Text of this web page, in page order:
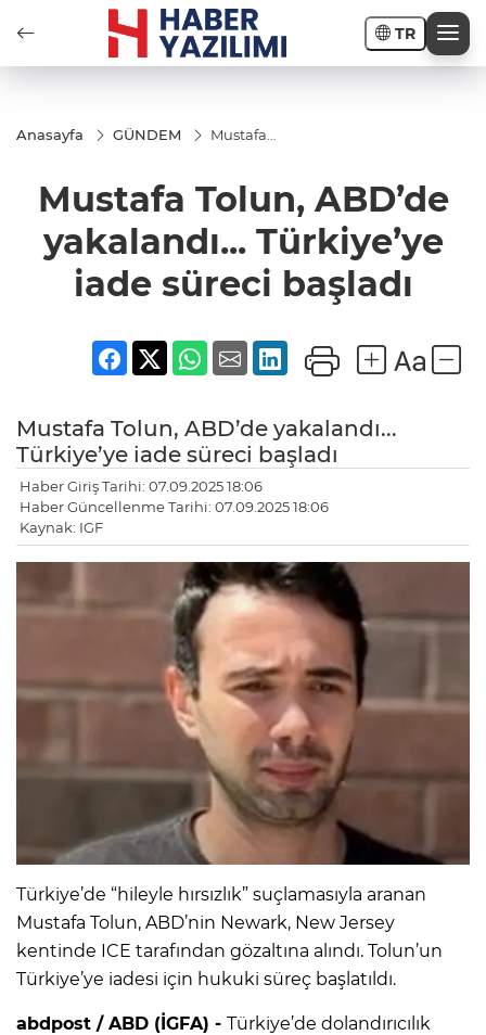
TR
Anasayfa GÜNDEM
Mustafa
yakalandı...
Türkiye’ye
başladı
Mustafa Tolun, ABD’de
yakalandı... Türkiye’ye
iade süreci başladı
Mustafa Tolun, ABD’de yakalandı...
Türkiye’ye iade süreci başladı
Haber Giriş Tarihi: 07.09.2025 18:06
Haber Güncellenme Tarihi: 07.09.2025 18:06
Kaynak: IGF
Türkiye’de “hileyle hırsızlık” suçlamasıyla aranan
Mustafa Tolun, ABD’nin Newark, New Jersey
kentinde ICE tarafından gözaltına alındı. Tolun’un
Türkiye’ye iadesi için hukuki süreç başlatıldı.
abdpost / ABD (İGFA) - Türkiye’de dolandırıcılık